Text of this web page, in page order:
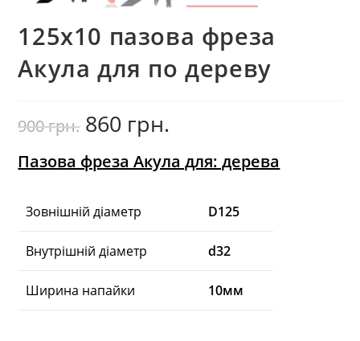
125х10 пазова фреза
Акула для по дереву
900грн. Оригінальна
ціна:
900
860 грн.
Пазова фреза Акула для: дерева
Зовнішній діаметр D125
Внутрішній діаметр d32
Ширина напайки 10мм